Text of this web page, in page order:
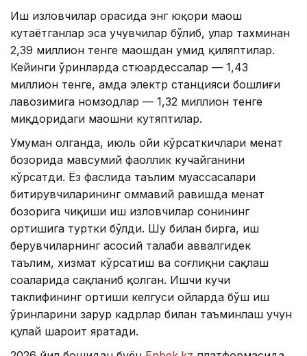
Иш изловчилар орасида энг юқори маош
кутаётганлар эса учувчилар бўлиб, улар тахминан
2,39 миллион тенге маошдан умид қиляптилар.
Кейинги ўринларда стюардессалар — 1,43
миллион тенге, ҳамда электр станцияси бошлиғи
лавозимига номзодлар — 1,32 миллион тенге
миқдоридаги маошни кутяптилар.
Умуман олганда, июль ойи кўрсаткичлари меҳнат
бозорида мавсумий фаоллик кучайганини
кўрсатди. Ёз фаслида таълим муассасалари
битирувчиларининг оммавий равишда меҳнат
бозорига чиқиши иш изловчилар сонининг
ортишига туртки бўлди. Шу билан бирга, иш
берувчиларнинг асосий талаби аввалгидек
таълим, хизмат кўрсатиш ва соғлиқни сақлаш
соҳаларида сақланиб қолган. Ишчи кучи
таклифининг ортиши келгуси ойларда бўш иш
ўринларини зарур кадрлар билан таъминлаш учун
қулай шароит яратади.